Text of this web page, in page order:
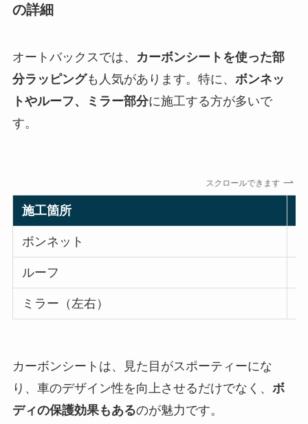
の詳細
オートバックスでは、
カーボンシートを使った部
分ラッピングも人気があります。特に、 ボンネッ
トやルーフ、ミラー部分に施工する方が多いで
す。
スクロールできます
施工箇所
ボンネット
ルーフ
ミラー（左右）
カーボンシートは、見た目がスポーティーにな
り、車のデザイン性を向上させるだけでなく、 ボ
ディの保護効果もあるのが魅力です。